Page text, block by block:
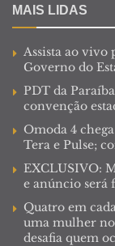
MAIS LIDAS
Assista ao vivo
Governo do
PDT da
convenção
Omoda 4
Tera e Pulse;
EXCLUSIVO:
e anúncio será
Quatro em
uma mulher
desafia quem